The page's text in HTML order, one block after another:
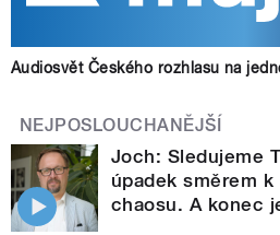
Audiosvět Českého rozhlasu na
NEJPOSLOUCHANĚJŠÍ
Joch: Sledujeme
úpadek směrem
chaosu. A konec